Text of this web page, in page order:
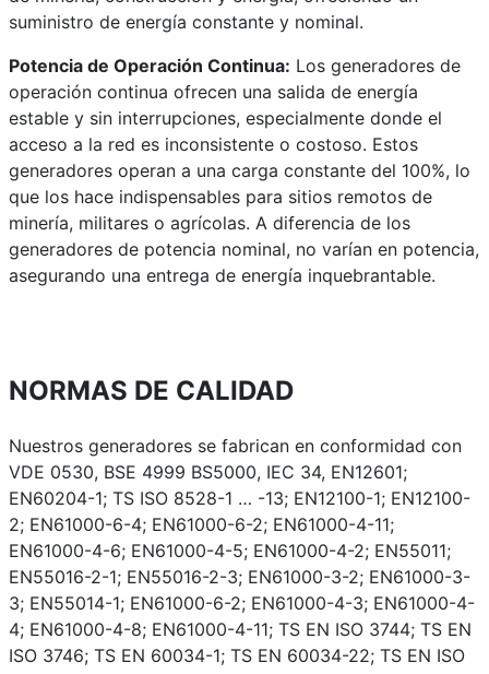
suministro de energía constante y nominal.
Potencia de Operación Continua: Los generadores de
operación continua ofrecen una salida de energía
estable y sin interrupciones, especialmente donde el
acceso a la red es inconsistente o costoso. Estos
generadores operan a una carga constante del 100%, lo
que los hace indispensables para sitios remotos de
minería, militares o agrícolas. A diferencia de los
generadores de potencia nominal, no varían en potencia,
asegurando una entrega de energía inquebrantable.
NORMAS DE CALIDAD
Nuestros generadores se fabrican en conformidad con
VDE 0530, BSE 4999 BS5000, IEC 34, EN12601;
EN60204-1; TS ISO 8528-1 … -13; EN12100-1; EN12100-
2; EN61000-6-4; EN61000-6-2; EN61000-4-11;
EN61000-4-6; EN61000-4-5; EN61000-4-2; EN55011;
EN55016-2-1; EN55016-2-3; EN61000-3-2; EN61000-3-
3; EN55014-1; EN61000-6-2; EN61000-4-3; EN61000-4-
4; EN61000-4-8; EN61000-4-11; TS EN ISO 3744; TS EN
ISO 3746; TS EN 60034-1; TS EN 60034-22; TS EN ISO